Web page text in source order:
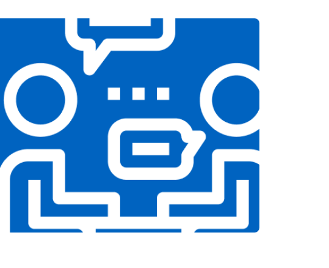
от 1100 ₽
от 1550 ₽ Заказать
от 1600 ₽ Заказать
Заказать
от 1550 ₽ Заказать